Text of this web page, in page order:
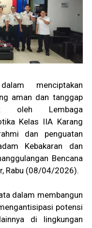
menciptakan
aman dan tanggap
oleh Lembaga
Kelas IIA Karang
dan penguatan
Kebakaran dan
Bencana
Rabu (08/04/2026).
dalam membangun
potensi
di lingkungan